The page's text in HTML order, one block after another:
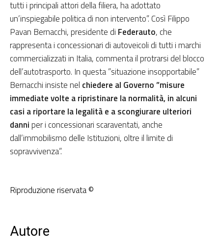
tutti i principali attori della filiera, ha adottato
un’inspiegabile politica di non intervento”. Così Filippo
Pavan Bernacchi, presidente di Federauto, che
rappresenta i concessionari di autoveicoli di tutti i marchi
commercializzati in Italia, commenta il protrarsi del blocco
dell’autotrasporto. In questa ”situazione insopportabile”
Bernacchi insiste nel chiedere al Governo ”misure
immediate volte a ripristinare la normalità, in alcuni
casi a riportare la legalità e a scongiurare ulteriori
danniper i concessionari scaraventati, anche
dall’immobilismo delle Istituzioni, oltre il limite di
sopravvivenza”.
Riproduzione riservata ©
Autore